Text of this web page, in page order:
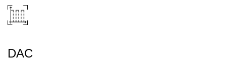
DAC